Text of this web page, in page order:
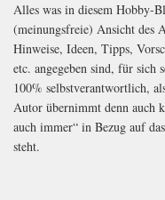
Alles was in diesem Hobby-
(meinungsfreie) Ansicht des
Hinweise, Ideen, Tipps,
etc. angegeben sind, für sich
100% selbstverantwortlich,
Autor übernimmt denn auch
auch immer“ in Bezug auf
steht.